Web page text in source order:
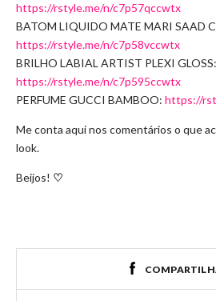
https://rstyle.me/n/c7p57qccwtx
BATOM LIQUIDO MATE MARI SAAD
https://rstyle.me/n/c7p58vccwtx
BRILHO LABIAL ARTIST PLEXI GLOSS:
https://rstyle.me/n/c7p595ccwtx
PERFUME GUCCI BAMBOO: https://
Me conta aqui nos comentários o que
look.
Beijos! ♡